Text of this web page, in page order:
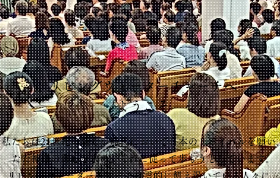
リビングウォーターチャーチへ
ようこそ
私たちは21世紀の新しい時代において日本のリバイバルを願い
ただ神様の御心を求め、それに従って歩もうとしています。
リビングウォーターチャーチは霊的に飢え渇いている人々に、